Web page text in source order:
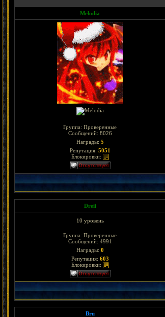
Melodia
Группа: Проверенные
Сообщений: 8026
Награды: 5
Репутация: 5051
Блокировки:
Dreii
10 уровень
Группа: Проверенные
Сообщений: 4991
Награды: 0
Репутация: 603
Блокировки:
Bru